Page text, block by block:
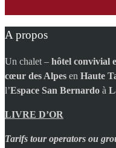
A propos
Un chalet – hôtel convivial
cœur des Alpes en Haute
l’Espace San Bernardo à
LIVRE D’OR
Tarifs tour operators ou